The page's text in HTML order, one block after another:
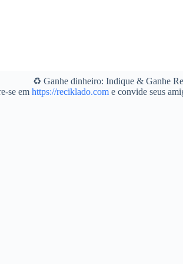
♻️ Ganhe dinheiro: Indique & Ganhe
se em https://reciklado.come convide seus